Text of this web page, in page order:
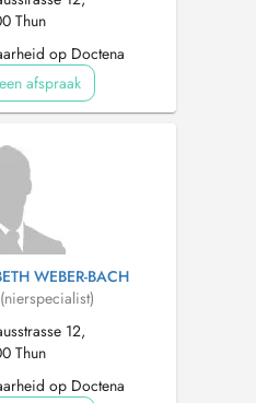
Thun
op Doctena
afspraak
WEBER-BACH
12,
Thun
op Doctena